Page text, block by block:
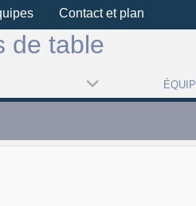
Contact et plan
de table